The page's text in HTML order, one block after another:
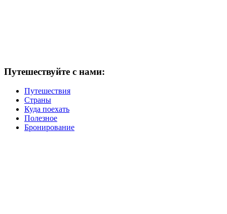
Путешествуйте с нами:
Путешествия
Страны
Куда поехать
Полезное
Бронирование